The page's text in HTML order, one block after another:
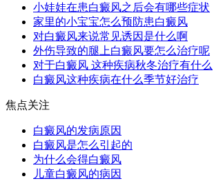
小娃娃在患白癜风之后会有哪些症状
家里的小宝宝怎么预防患白癜风
对白癜风来说常见诱因是什么啊
外伤导致的腿上白癜风要怎么治疗呢
对于白癜风 这种疾病秋冬治疗有什么
白癜风这种疾病在什么季节好治疗
焦点关注
白癜风的发病原因
白癜风是怎么引起的
为什么会得白癜风
儿童白癜风的病因